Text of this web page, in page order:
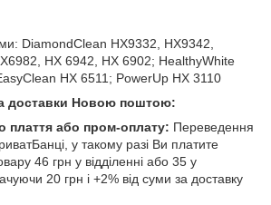
DiamondClean HX9332, HX9342,
HX 6942, HX 6902; HealthyWhite
HX 6511; PowerUp HX 3110
доставки Новою поштою:
плаття або пром-оплату: Переведення
у такому разі Ви платите
46 грн у відділенні або 35 у
20 грн і +2% від суми за доставку